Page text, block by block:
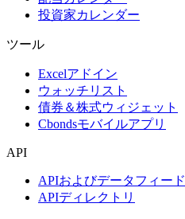
投資家カレンダー
ツール
Excelアドイン
ウォッチリスト
債券＆株式ウィジェット
Cbondsモバイルアプリ
API
APIおよびデータフィード
APIディレクトリ